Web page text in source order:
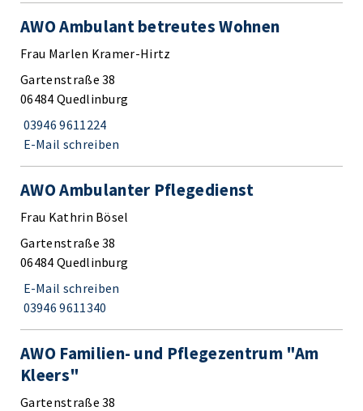
AWO Ambulant betreutes Wohnen
Frau Marlen Kramer-Hirtz
Gartenstraße 38
06484 Quedlinburg
03946 9611224
E-Mail schreiben
AWO Ambulanter Pflegedienst
Frau Kathrin Bösel
Gartenstraße 38
06484 Quedlinburg
E-Mail schreiben
03946 9611340
AWO Familien- und Pflegezentrum "Am
Kleers"
Gartenstraße 38